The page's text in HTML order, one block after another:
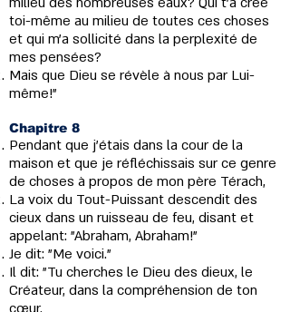
toi-même au milieu de toutes ces choses
et qui m'a sollicité dans la perplexité de
mes pensées?
Mais que Dieu se révèle à nous par Lui-
même!"
Chapitre 8
Pendant que j'étais dans la cour de la
maison et que je réfléchissais sur ce genre
de choses à propos de mon père Térach,
La voix du Tout-Puissant descendit des
cieux dans un ruisseau de feu, disant et
appelant: "Abraham, Abraham!"
Je dit: "Me voici."
Il dit: "Tu cherches le Dieu des dieux, le
Créateur, dans la compréhension de ton
cœur.